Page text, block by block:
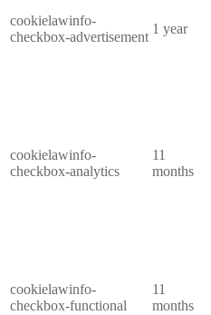
cookielawinfo-
checkbox-advertisement
1 year
cookielawinfo-
checkbox-analytics
11
months
cookielawinfo-
checkbox-functional
11
months